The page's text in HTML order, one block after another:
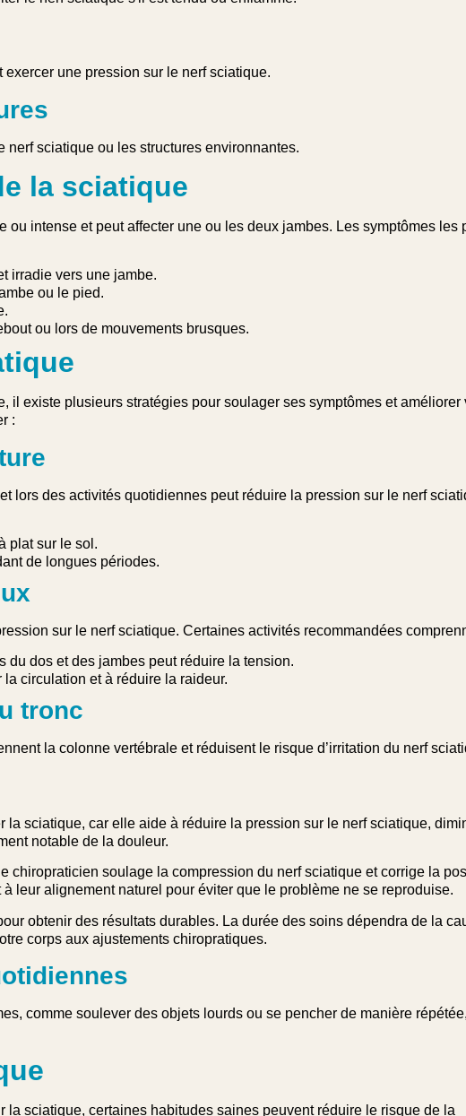
exercer une pression sur le nerf sciatique.
sciatique ou les structures environnantes.
la sciatique
ou intense et peut affecter une ou les deux jambes. Les symptômes les
irradie vers une jambe.
ou le pied.
ou lors de mouvements brusques.
il existe plusieurs stratégies pour soulager ses symptômes et améliorer
:
lors des activités quotidiennes peut réduire la pression sur le nerf
plat sur le sol.
de longues périodes.
sur le nerf sciatique. Certaines activités recommandées
du dos et des jambes peut réduire la tension.
la circulation et à réduire la raideur.
tronc
la colonne vertébrale et réduisent le risque d’irritation du nerf
la sciatique, car elle aide à réduire la pression sur le nerf sciatique,
notable de la douleur.
chiropraticien soulage la compression du nerf sciatique et corrige la
leur alignement naturel pour éviter que le problème ne se reproduise.
obtenir des résultats durables. La durée des soins dépendra de la
corps aux ajustements chiropratiques.
comme soulever des objets lourds ou se pencher de manière
la sciatique, certaines habitudes saines peuvent réduire le risque de la